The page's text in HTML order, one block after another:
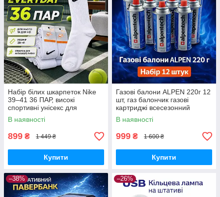
Набір білих шкарпеток Nike
39–41 36 ПАР, високі
спортивні унісекс для
щоденного використання
В наявності
899 ₴ 1 449 ₴
Купити
Газові балони ALPEN 220г 12
шт, газ балончик газові
картриджі всесезонний
пропан-бутан для
портативних плит, пальників
та кемпінгу
В наявності
999 ₴ 1 600 ₴
Купити
–38% –26%